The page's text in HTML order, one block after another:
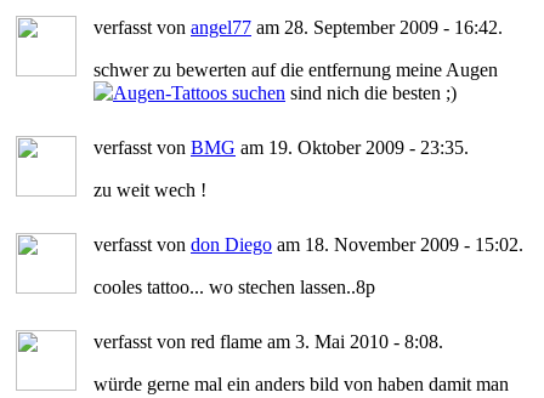
verfasst von angel77 am 28. September 2009 - 16:42.
schwer zu bewerten auf die entfernung meine Augen
sind nich die besten ;)
verfasst von BMG am 19. Oktober 2009 - 23:35.
zu weit wech !
verfasst von don Diego am 18. November 2009 - 15:02.
cooles tattoo... wo stechen lassen..8p
verfasst von red flame am 3. Mai 2010 - 8:08.
würde gerne mal ein anders bild von haben damit man